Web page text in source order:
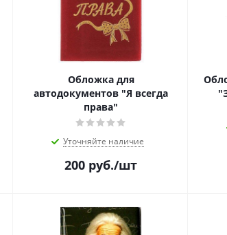
Обложка для
автодокументов "Я всегда
права"
Уточняйте наличие
200 руб./шт